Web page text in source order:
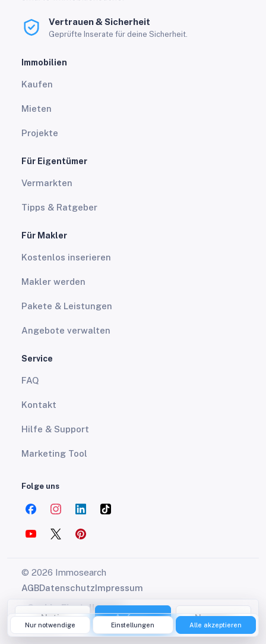
Notiz Anfrage Nummer
Vertrauen & Sicherheit
Geprüfte Inserate für deine Sicherheit.
Immobilien
Kaufen
Mieten
Projekte
Für Eigentümer
Vermarkten
Tipps & Ratgeber
Für Makler
Kostenlos inserieren
Makler werden
Pakete & Leistungen
Angebote verwalten
Service
FAQ
Kontakt
Hilfe & Support
Marketing Tool
Folge uns
© 2026 Immosearch
AGBDatenschutzImpressum
Cookie-Einstellungen
Deutsch
Nur notwendige Einstellungen Alle akzeptieren